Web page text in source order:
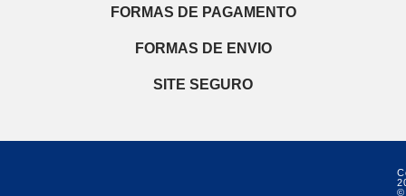
FORMAS DE PAGAMENTO
FORMAS DE ENVIO
SITE SEGURO
©